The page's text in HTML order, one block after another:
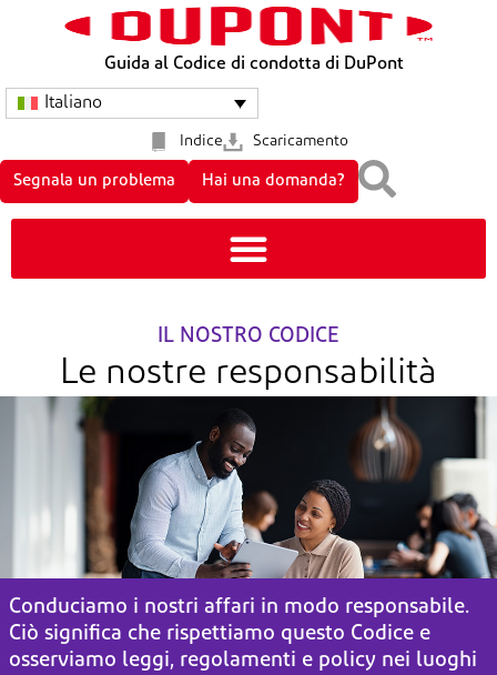
Guida al Codice di condotta di DuPont
Italiano
Indice Scaricamento
Segnala un problema Hai una domanda?
IL NOSTRO CODICE
Le nostre responsabilità
Conduciamo i nostri affari in modo responsabile.
Ciò significa che rispettiamo questo Codice e
osserviamo leggi, regolamenti e policy nei luoghi